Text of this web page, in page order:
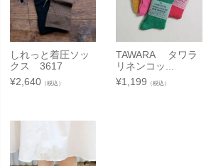
しれっと着圧ソッ
クス 3617
¥2,640 （税込）
TAWARA タワラ
リネンコッ...
¥1,199 （税込）